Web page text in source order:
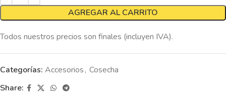
AGREGAR AL CARRITO
Todos nuestros precios son finales (incluyen IVA).
Categorías: Accesorios, Cosecha
Share: